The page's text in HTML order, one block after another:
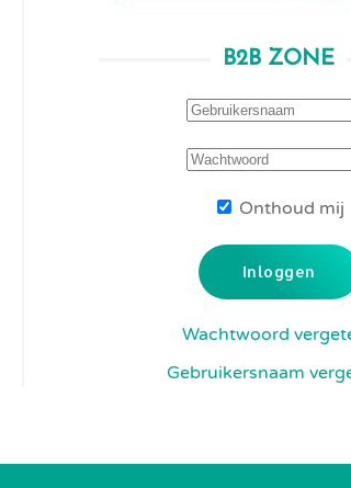
B2B ZONE
Onthoud mij
Inloggen
Wachtwoord
Gebruikersnaam